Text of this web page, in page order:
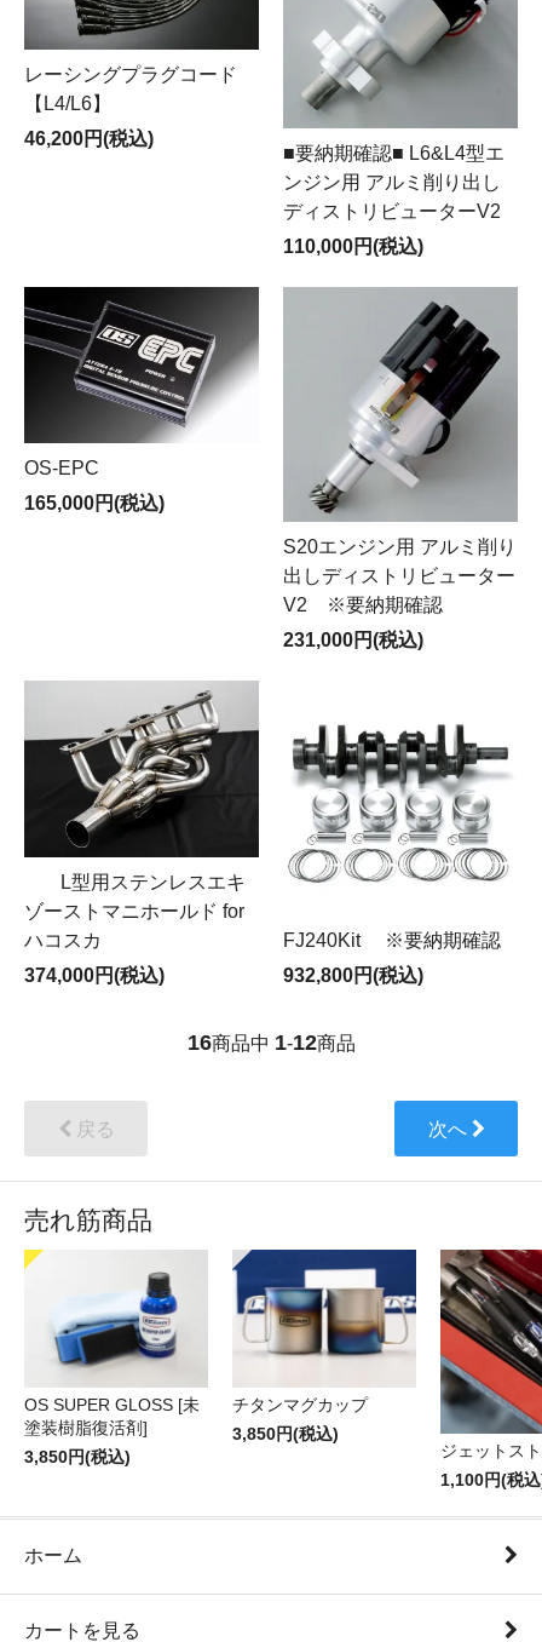
レーシングプラグコード
【L4/L6】
46,200円(税込)
■要納期確認■ L6&L4型エ
ンジン用 アルミ削り出し
ディストリビューターV2
110,000円(税込)
OS-EPC
165,000円(税込)
S20エンジン用 アルミ削り
出しディストリビューター
V2 ※要納期確認
231,000円(税込)
L型用ステンレスエキ
ゾーストマニホールド for
ハコスカ
374,000円(税込)
FJ240Kit ※要納期確認
932,800円(税込)
16商品中 1-12商品
戻る 次へ
売れ筋商品
OS SUPER GLOSS [未
塗装樹脂復活剤]
3,850円(税込)
チタンマグカップ
3,850円(税込)
ジェットス
1,100円(税
ホーム
カートを見る